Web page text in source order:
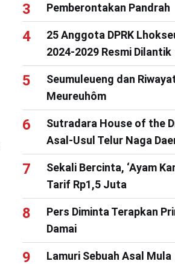
Pemberontakan Pandrah
25 Anggota DPRK
2024-2029 Resmi Dilantik
Seumuleueng dan
Meureuhôm
Sutradara House of the
Asal-Usul Telur Naga
Sekali Bercinta, ‘Ayam
Tarif Rp1,5 Juta
Pers Diminta Terapkan
Damai
Lamuri Sebuah Asal Mula